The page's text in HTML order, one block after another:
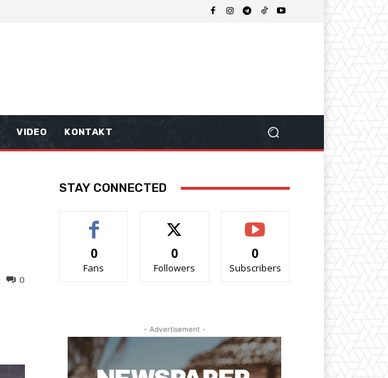
VIDEO KONTAKT
0
STAY CONNECTED
0
Fans
0
Followers
0
Subscribers
- Advertisement -